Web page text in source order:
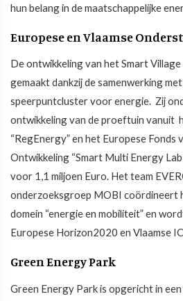
hun belang in de maatschappelijke
Europese en Vlaamse
De ontwikkeling van het Smart
gemaakt dankzij de samenwerking
speerpuntcluster voor energie. Zij
ontwikkeling van de proeftuin vanuit
“RegEnergy” en het Europese Fonds
Ontwikkeling “Smart Multi Energy Lab
voor 1,1 miljoen Euro. Het team
onderzoeksgroep MOBI coördineert
domein “energie en mobiliteit” en
Europese Horizon2020 en Vlaamse
Green Energy Park
Green Energy Park is opgericht in